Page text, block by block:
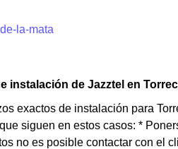
la-mata
instalación de Jazztel en
exactos de instalación para
siguen en estos casos: *
no es posible contactar con el